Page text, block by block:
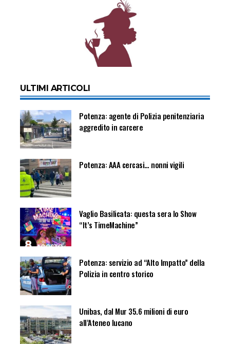
ULTIMI ARTICOLI
Potenza: agente di Polizia penitenziaria
aggredito in carcere
Potenza: AAA cercasi… nonni vigili
Vaglio Basilicata: questa sera lo Show
“It’s TimeMachine”
Potenza: servizio ad “Alto Impatto” della
Polizia in centro storico
Unibas, dal Mur 35.6 milioni di euro
all’Ateneo lucano